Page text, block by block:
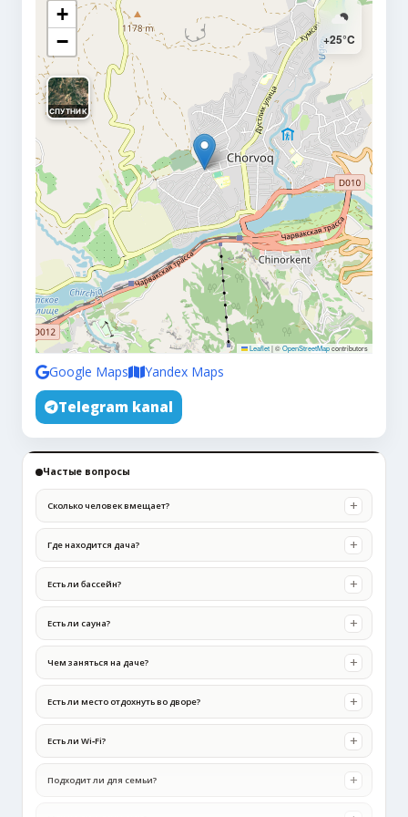
+25°C
+
−
СПУТНИК
Leaflet|©OpenStreetMapcontributors
Google Maps Yandex Maps
Telegram kanal
Частые вопросы
Сколько человек вмещает?
Где находится дача?
Есть ли бассейн?
Есть ли сауна?
Чем заняться на даче?
Есть ли место отдохнуть во дворе?
Есть ли Wi‑Fi?
Подходит ли для семьи?